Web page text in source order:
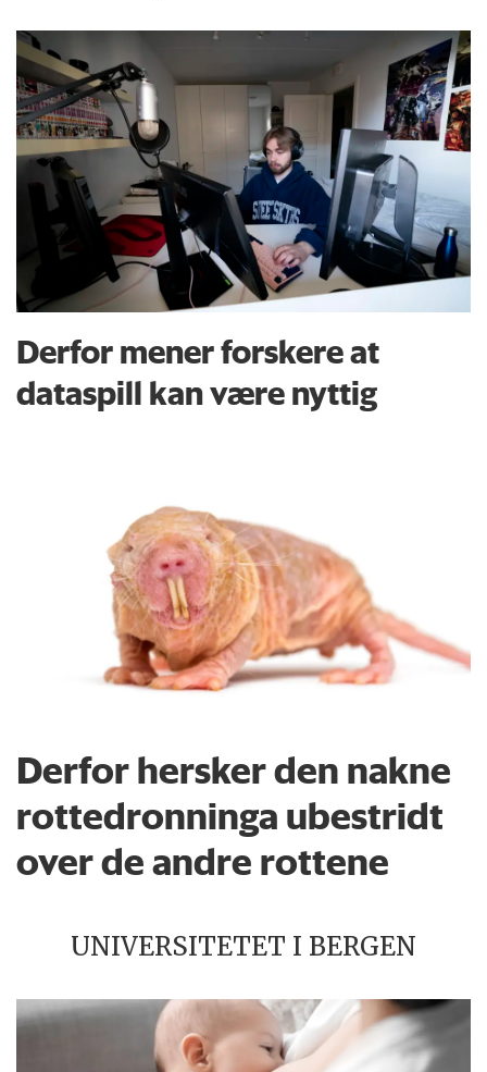
Derfor mener forskere at
dataspill kan være nyttig
Derfor hersker den nakne
rottedronninga ubestridt
over de andre rottene
UNIVERSITETET I BERGEN